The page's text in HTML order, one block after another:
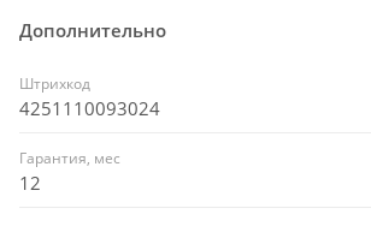
Дополнительно
Штрихкод
4251110093024
Гарантия, мес
12